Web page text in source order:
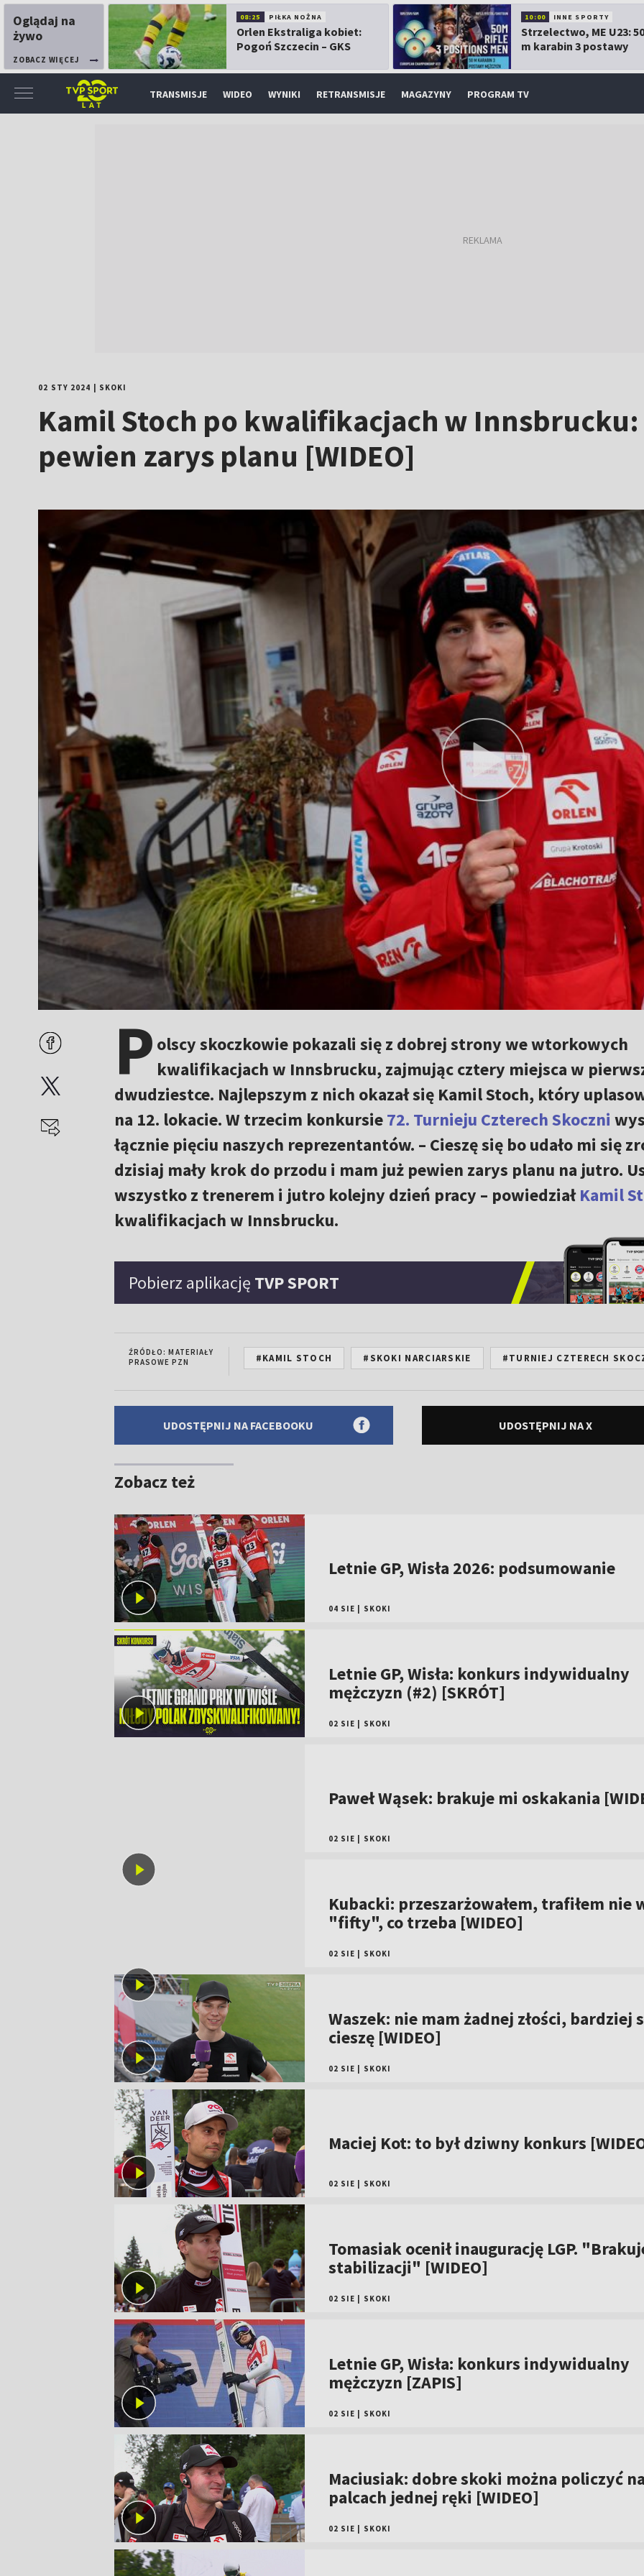
Oglądaj na
żywo
ZOBACZ WIĘCEJ
08:25 PIŁKA NOŻNA
Orlen Ekstraliga kobiet:
Pogoń Szczecin – GKS
10:00 INNE SPORTY
Strzelectwo, ME U23:
m karabin 3 postawy
TRANSMISJE WIDEO WYNIKI RETRANSMISJE MAGAZYNY PROGRAM TV
02 STY 2024 SKOKI
Kamil Stoch po kwalifikacjach w
pewien zarys planu [WIDEO]
P olscy skoczkowie pokazali się z dobrej strony we wtorkowych
kwalifikacjach w Innsbrucku, zajmując cztery miejsca w
dwudziestce. Najlepszym z nich okazał się Kamil Stoch, który
na 12. lokacie. W trzecim konkursie72. Turnieju Czterech Skoczni
łącznie pięciu naszych reprezentantów. – Cieszę się bo udało mi się
dzisiaj mały krok do przodu i mam już pewien zarys planu na jutro.
wszystko z trenerem i jutro kolejny dzień pracy – powiedziałKamil
kwalifikacjach w Innsbrucku.
Pobierz aplikację TVP SPORT
ŹRÓDŁO: MATERIAŁY
PRASOWE PZN
#KAMIL STOCH #SKOKI NARCIARSKIE #TURNIEJ CZTERECH
UDOSTĘPNIJ NA FACEBOOKU UDOSTĘPNIJ NA X
Zobacz też
Letnie GP, Wisła 2026: podsumowanie
04 SIE SKOKI
Letnie GP, Wisła: konkurs indywidualny
mężczyzn (#2) [SKRÓT]
02 SIE SKOKI
Paweł Wąsek: brakuje mi oskakania
02 SIE SKOKI
Kubacki: przeszarżowałem, trafiłem nie
"fifty", co trzeba [WIDEO]
02 SIE SKOKI
Waszek: nie mam żadnej złości, bardziej
cieszę [WIDEO]
02 SIE SKOKI
Maciej Kot: to był dziwny konkurs
02 SIE SKOKI
Tomasiak ocenił inaugurację LGP.
stabilizacji" [WIDEO]
02 SIE SKOKI
Letnie GP, Wisła: konkurs indywidualny
mężczyzn [ZAPIS]
02 SIE SKOKI
Maciusiak: dobre skoki można policzyć
palcach jednej ręki [WIDEO]
02 SIE SKOKI